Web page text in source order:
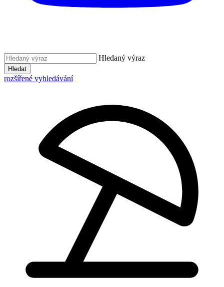
Hledaný výraz
Hledat
rozšířené vyhledávání